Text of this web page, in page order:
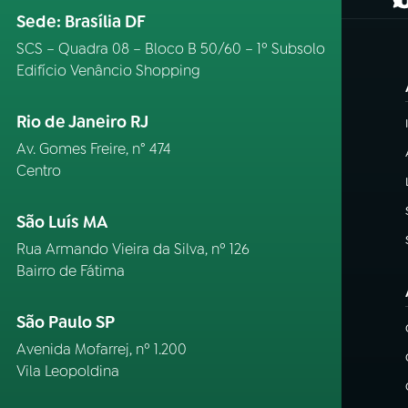
Sede: Brasília DF
SCS – Quadra 08 – Bloco B 50/60 – 1º Subsolo
Edifício Venâncio Shopping
Rio de Janeiro RJ
Av. Gomes Freire, n° 474
Centro
São Luís MA
Rua Armando Vieira da Silva, nº 126
Bairro de Fátima
São Paulo SP
Avenida Mofarrej, nº 1.200
Vila Leopoldina